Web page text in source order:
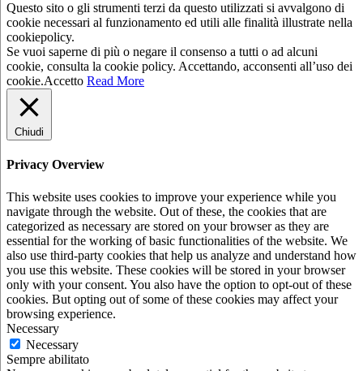
Questo sito o gli strumenti terzi da questo utilizzati si avvalgono di
cookie necessari al funzionamento ed utili alle finalità illustrate nella
cookiepolicy.
Se vuoi saperne di più o negare il consenso a tutti o ad alcuni
cookie, consulta la cookie policy. Accettando, acconsenti all’uso dei
cookie.Accetto Read More
Chiudi
Privacy Overview
This website uses cookies to improve your experience while you
navigate through the website. Out of these, the cookies that are
categorized as necessary are stored on your browser as they are
essential for the working of basic functionalities of the website. We
also use third-party cookies that help us analyze and understand how
you use this website. These cookies will be stored in your browser
only with your consent. You also have the option to opt-out of these
cookies. But opting out of some of these cookies may affect your
browsing experience.
Necessary
Necessary
Sempre abilitato